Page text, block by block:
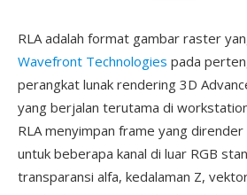
RLA adalah format gambar raster
Wavefront Technologies pada
perangkat lunak rendering 3D
yang berjalan terutama di
RLA menyimpan frame yang dirender
untuk beberapa kanal di luar RGB
transparansi alfa, kedalaman Z,